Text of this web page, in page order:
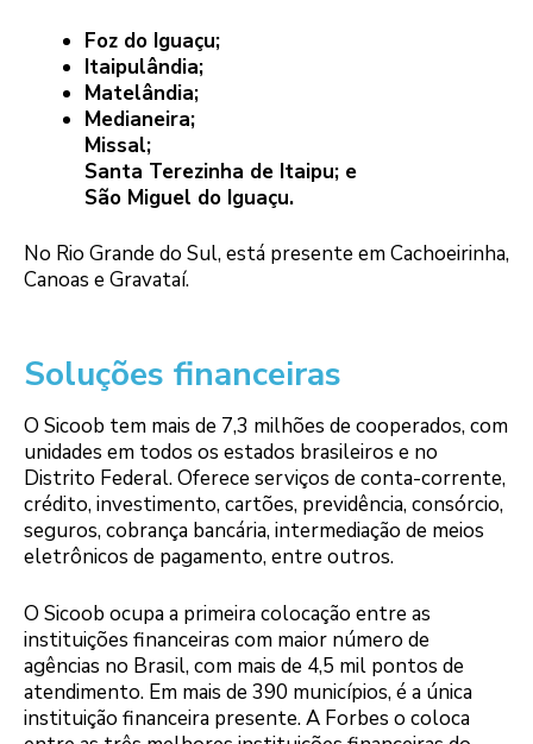
Foz do Iguaçu;
Itaipulândia;
Matelândia;
Medianeira;
Missal;
Santa Terezinha de Itaipu; e
São Miguel do Iguaçu.
No Rio Grande do Sul, está presente em Cachoeirinha,
Canoas e Gravataí.
Soluções financeiras
O Sicoob tem mais de 7,3 milhões de cooperados, com
unidades em todos os estados brasileiros e no
Distrito Federal. Oferece serviços de conta-corrente,
crédito, investimento, cartões, previdência, consórcio,
seguros, cobrança bancária, intermediação de meios
eletrônicos de pagamento, entre outros.
O Sicoob ocupa a primeira colocação entre as
instituições financeiras com maior número de
agências no Brasil, com mais de 4,5 mil pontos de
atendimento. Em mais de 390 municípios, é a única
instituição financeira presente. A Forbes o coloca